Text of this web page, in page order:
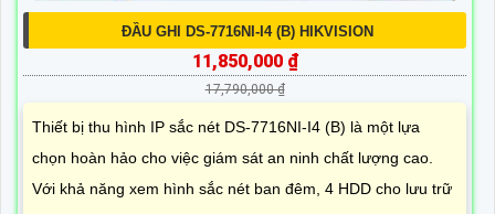
ĐẦU GHI DS-7716NI-I4 (B) HIKVISION
11,850,000 ₫
17,790,000 ₫
Thiết bị thu hình IP sắc nét DS-7716NI-I4 (B) là một lựa
chọn hoàn hảo cho việc giám sát an ninh chất lượng cao.
Với khả năng xem hình sắc nét ban đêm, 4 HDD cho lưu trữ